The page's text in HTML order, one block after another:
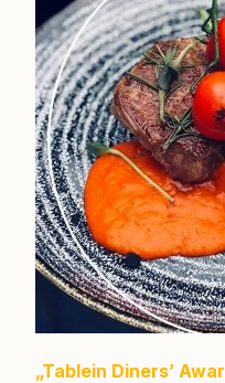
„Tablein Diners’